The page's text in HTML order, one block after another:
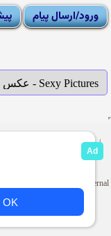
Moderator List |
for the content of external